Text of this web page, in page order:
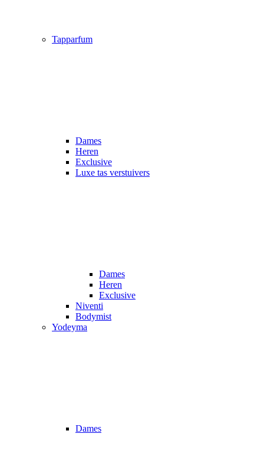
Tapparfum
Dames
Heren
Exclusive
Luxe tas verstuivers
Dames
Heren
Exclusive
Niventi
Bodymist
Yodeyma
Dames